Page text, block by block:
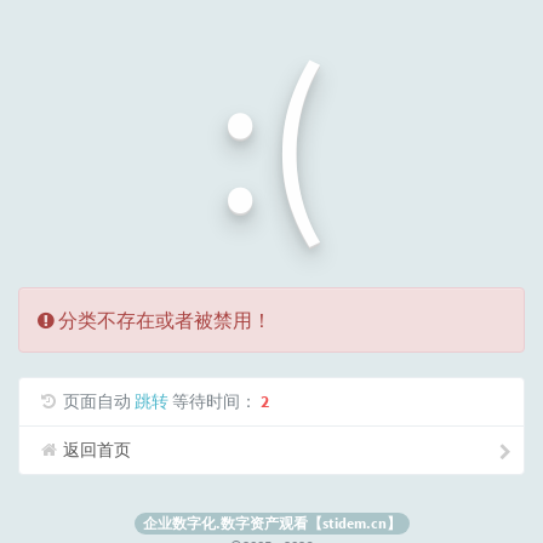
:(
分类不存在或者被禁用！
页面自动 跳转等待时间： 2
返回首页
企业数字化.数字资产观看【stidem.cn】